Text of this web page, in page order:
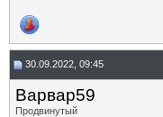
30.09.2022, 09:45
Варвар59
Продвинутый